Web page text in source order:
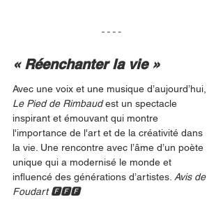
« Réenchanter la vie »
Avec une voix et une musique d’aujourd’hui,
Le Pied de Rimbaud est un spectacle
inspirant et émouvant qui montre
l'importance de l'art et de la créativité dans
la vie. Une rencontre avec l’âme d’un poète
unique qui a modernisé le monde et
influencé des générations d’artistes. Avis de
Foudart 🅵🅵🅵